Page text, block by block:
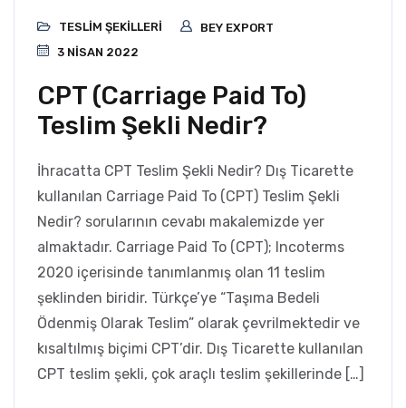
TESLIM ŞEKILLERI
BEY EXPORT
3 NISAN 2022
CPT (Carriage Paid To)
Teslim Şekli Nedir?
İhracatta CPT Teslim Şekli Nedir? Dış Ticarette
kullanılan Carriage Paid To (CPT) Teslim Şekli
Nedir? sorularının cevabı makalemizde yer
almaktadır. Carriage Paid To (CPT); Incoterms
2020 içerisinde tanımlanmış olan 11 teslim
şeklinden biridir. Türkçe’ye “Taşıma Bedeli
Ödenmiş Olarak Teslim” olarak çevrilmektedir ve
kısaltılmış biçimi CPT’dir. Dış Ticarette kullanılan
CPT teslim şekli, çok araçlı teslim şekillerinde […]